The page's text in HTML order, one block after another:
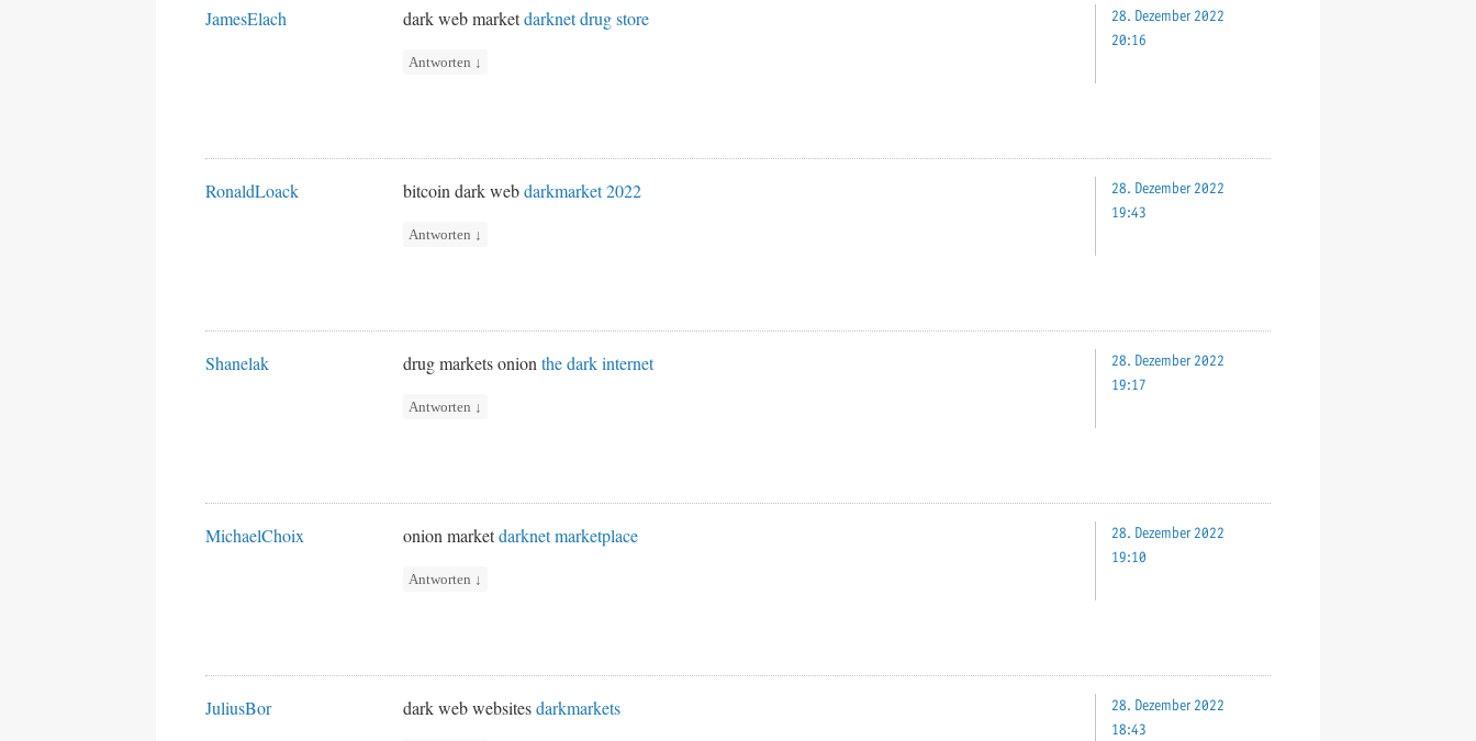
JamesElach dark web marketdarknet drug store
Antworten ↓
28. Dezember 2022
20:16
RonaldLoack bitcoin dark webdarkmarket 2022
Antworten ↓
28. Dezember 2022
19:43
Shanelak drug markets onionthe dark internet
Antworten ↓
28. Dezember 2022
19:17
MichaelChoix onion marketdarknet marketplace
Antworten ↓
28. Dezember 2022
19:10
JuliusBor dark web websitesdarkmarkets
28. Dezember 2022
18:43